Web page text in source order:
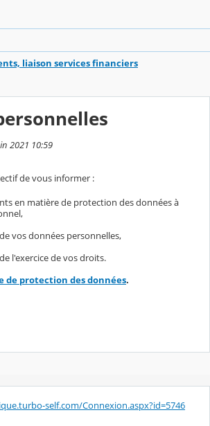
liaison services financiers
2021 10:59
de vous informer :
en matière de protection des données à
vos données personnelles,
l'exercice de vos droits.
de protection des données.
self.com/Connexion.aspx?id=5746